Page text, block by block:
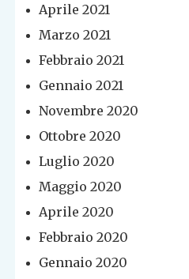
Aprile 2021
Marzo 2021
Febbraio 2021
Gennaio 2021
Novembre 2020
Ottobre 2020
Luglio 2020
Maggio 2020
Aprile 2020
Febbraio 2020
Gennaio 2020